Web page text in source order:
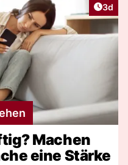
3d
Machen
eine Stärke